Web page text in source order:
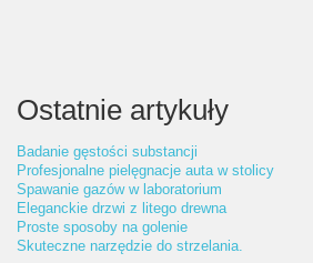
Ostatnie artykuły
Badanie gęstości substancji
Profesjonalne pielęgnacje auta w stolicy
Spawanie gazów w laboratorium
Eleganckie drzwi z litego drewna
Proste sposoby na golenie
Skuteczne narzędzie do strzelania.